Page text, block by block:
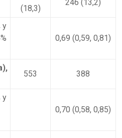
(18,3)
246 (13,2)
у
0,69 (0,59, 0,81)
553 388
у
0,70 (0,58, 0,85)